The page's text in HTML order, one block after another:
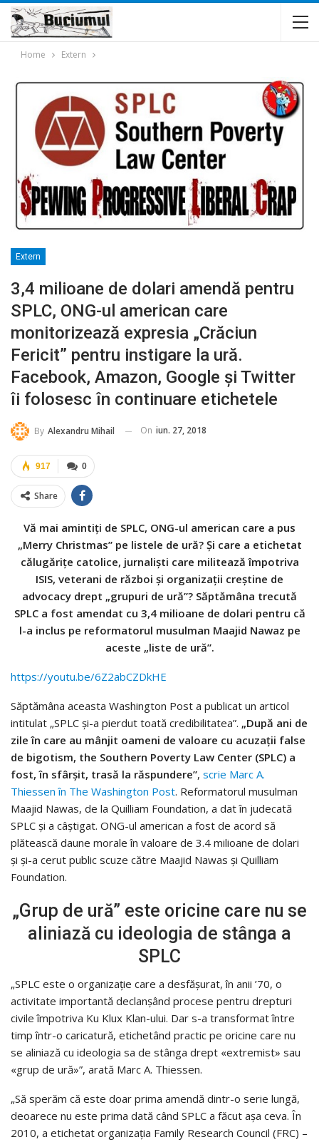
Home Extern
Extern
3,4 milioane de dolari amendă pentru
SPLC, ONG-ul american care
monitorizează expresia „Crăciun
Fericit” pentru instigare la ură.
Facebook, Amazon, Google și Twitter
îi folosesc în continuare etichetele
By Alexandru Mihail On iun. 27, 2018
0
917
Share
Vă mai amintiți de SPLC, ONG-ul american care a pus
„Merry Christmas” pe listele de ură? Și care a etichetat
călugărițe catolice, jurnaliști care militează împotriva
ISIS, veterani de război și organizații creștine de
advocacy drept „grupuri de ură”? Săptămâna trecută
SPLC a fost amendat cu 3,4 milioane de dolari pentru că
l-a inclus pe reformatorul musulman Maajid Nawaz pe
aceste „liste de ură”.
https://youtu.be/6Z2abCZDkHE
Săptămâna aceasta Washington Post a publicat un articol
intitulat „SPLC și-a pierdut toată credibilitatea”. „După ani de
zile în care au mânjit oameni de valoare cu acuzații false
de bigotism, the Southern Poverty Law Center (SPLC) a
fost, în sfârșit, trasă la răspundere”, scrie Marc A.
Thiessen în The Washington Post. Reformatorul musulman
Maajid Nawas, de la Quilliam Foundation, a dat în judecată
SPLC și a câștigat. ONG-ul american a fost de acord să
plătească daune morale în valoare de 3.4 milioane de dolari
și și-a cerut public scuze către Maajid Nawas și Quilliam
Foundation.
„Grup de ură” este oricine care nu se
aliniază cu ideologia de stânga a
SPLC
„SPLC este o organizație care a desfășurat, în anii ’70, o
activitate importantă declanșând procese pentru drepturi
civile împotriva Ku Klux Klan-ului. Dar s-a transformat între
timp într-o caricatură, etichetând practic pe oricine care nu
se aliniază cu ideologia sa de stânga drept «extremist» sau
«grup de ură»”, arată Marc A. Thiessen.
„Să sperăm că este doar prima amendă dintr-o serie lungă,
deoarece nu este prima dată când SPLC a făcut așa ceva. În
2010, a etichetat organizația Family Research Council (FRC) –